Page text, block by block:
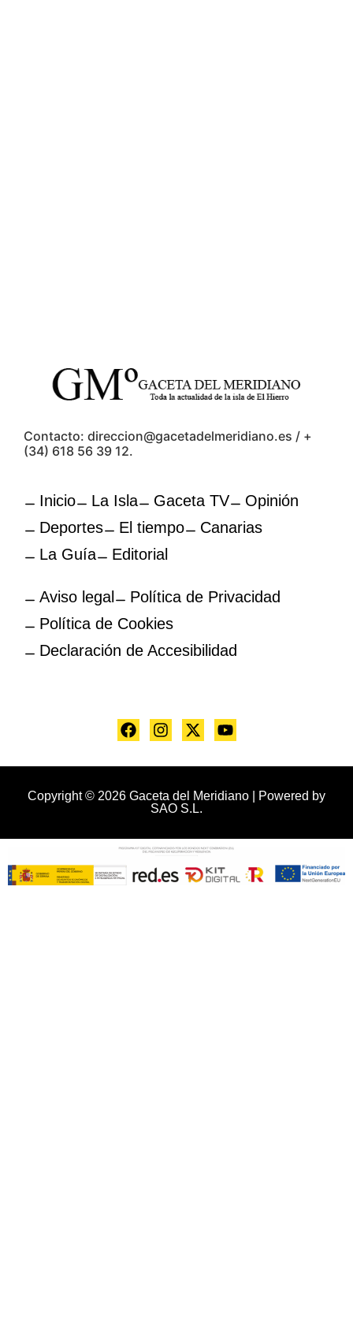
Contacto: direccion@gacetadelmeridiano.es / +
(34) 618 56 39 12.
Inicio La Isla Gaceta TV
Opinión
Deportes
El tiempo
Canarias
La Guía
Editorial
Aviso legal
Política de Privacidad
Política de Cookies
Declaración de Accesibilidad
Copyright © 2026 Gaceta del Meridiano | Powered by
SAO S.L.